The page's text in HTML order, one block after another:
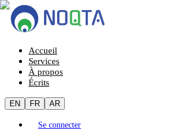
Accueil
Services
À propos
Écrits
EN FR AR
Se connecter